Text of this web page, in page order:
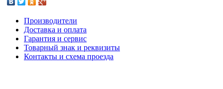
Производители
Доставка и оплата
Гарантия и сервис
Товарный знак и реквизиты
Контакты и схема проезда